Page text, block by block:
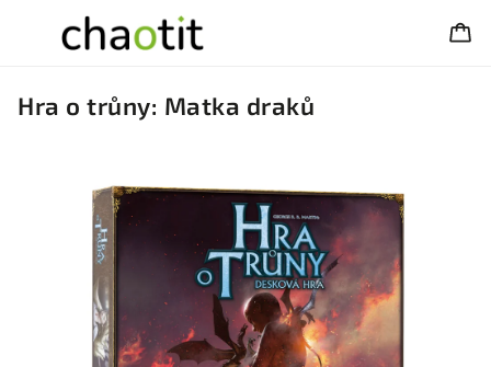
Hra o trůny: Matka draků